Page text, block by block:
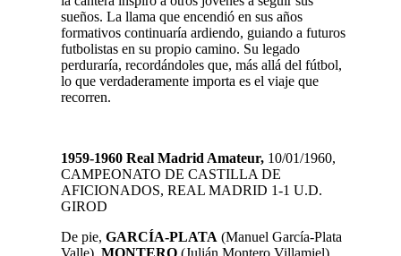
sueños. La llama que encendió en sus años
formativos continuaría ardiendo, guiando a futuros
futbolistas en su propio camino. Su legado
perduraría, recordándoles que, más allá del fútbol,
lo que verdaderamente importa es el viaje que
recorren.
1959-1960 Real Madrid Amateur, 10/01/1960,
CAMPEONATO DE CASTILLA DE
AFICIONADOS, REAL MADRID 1-1 U.D.
GIROD
De pie, GARCÍA-PLATA (Manuel García-Plata
Valle), MONTERO (Julián Montero Villamiel),